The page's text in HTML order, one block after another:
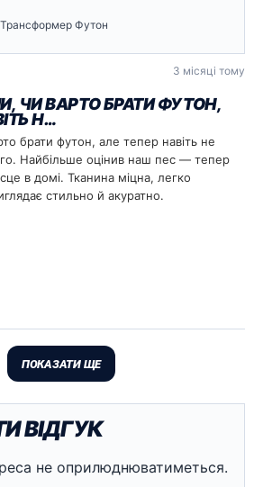
Футон
3 місяці тому
ЧИ ВАРТО БРАТИ ФУТОН,
Н…
брати футон, але тепер навіть не
Найбільше оцінив наш пес — тепер
в домі. Тканина міцна, легко
стильно й акуратно.
ПОКАЗАТИ ЩЕ
ВІДГУК
не оприлюднюватиметься.